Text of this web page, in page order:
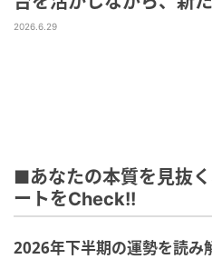
2026.6.29
■あなたの本質を見抜
ートをCheck!!
2026年下半期の運勢を読み